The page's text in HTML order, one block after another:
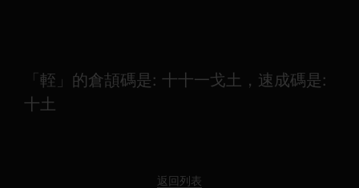
「輊」的倉頡碼是: 十十一戈土，速成碼是:
十土
返回列表